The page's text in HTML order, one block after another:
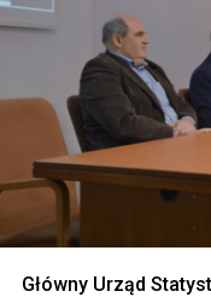
Główny Urząd